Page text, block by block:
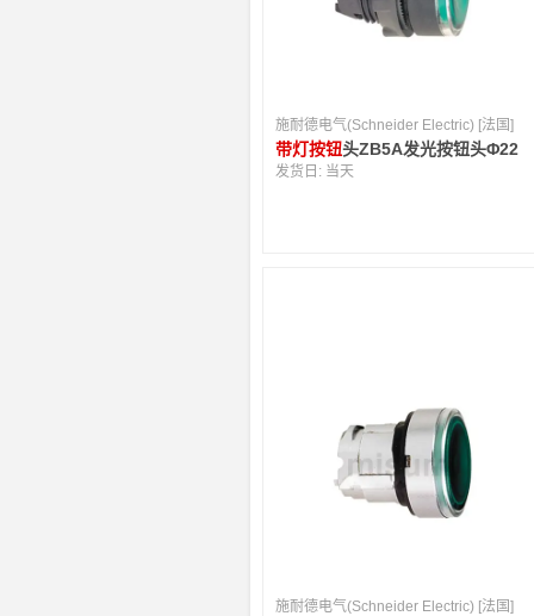
施耐德电气(Schneider Electric) [法国]
带灯按钮头ZB5A发光按钮头Φ22
发货日: 当天
施耐德电气(Schneider Electric) [法国]